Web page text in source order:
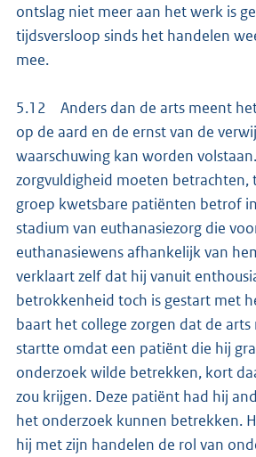
ontslag niet meer aan het werk is
tijdsversloop sinds het handelen
mee.
5.12 Anders dan de arts meent
op de aard en de ernst van de
waarschuwing kan worden
zorgvuldigheid moeten betrachten,
groep kwetsbare patiënten betrof
stadium van euthanasiezorg die
euthanasiewens afhankelijk van
verklaart zelf dat hij vanuit
betrokkenheid toch is gestart met
baart het college zorgen dat de arts
startte omdat een patiënt die hij
onderzoek wilde betrekken, kort
zou krijgen. Deze patiënt had hij
het onderzoek kunnen betrekken.
hij met zijn handelen de rol van